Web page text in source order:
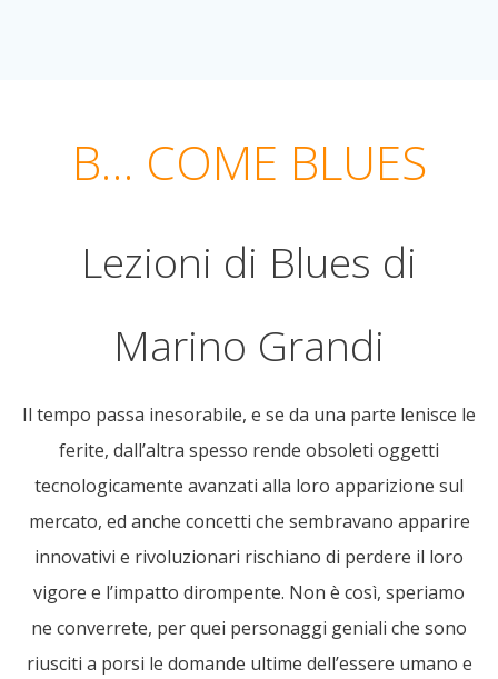
B… COME BLUES
Lezioni di Blues di
Marino Grandi
Il tempo passa inesorabile, e se da una parte lenisce le
ferite, dall’altra spesso rende obsoleti oggetti
tecnologicamente avanzati alla loro apparizione sul
mercato, ed anche concetti che sembravano apparire
innovativi e rivoluzionari rischiano di perdere il loro
vigore e l’impatto dirompente. Non è così, speriamo
ne converrete, per quei personaggi geniali che sono
riusciti a porsi le domande ultime dell’essere umano e